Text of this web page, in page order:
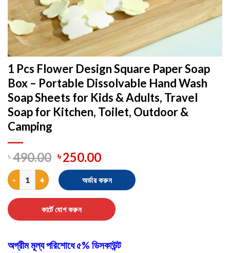
1 Pcs Flower Design Square Paper Soap
Box – Portable Dissolvable Hand Wash
Soap Sheets for Kids & Adults, Travel
Soap for Kitchen, Toilet, Outdoor &
Camping
৳490.00 ৳250.00
1 Pcs Flower Design Square Paper Soap Box – Portable
অর্ডার করুন
কার্টে যোগ করুন
অগ্রীম মূল্য পরিশোধে ৫% ডিসকাউন্ট